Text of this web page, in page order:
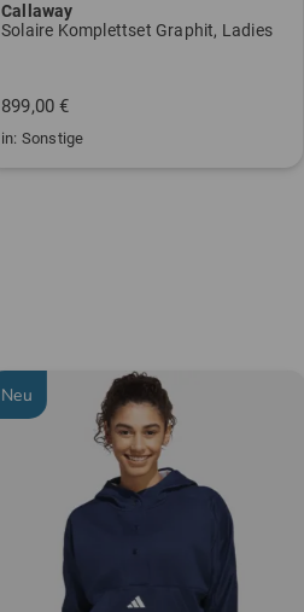
Callaway
Solaire Komplettset Graphit, Ladies
899,00 €
in: Sonstige
Neu